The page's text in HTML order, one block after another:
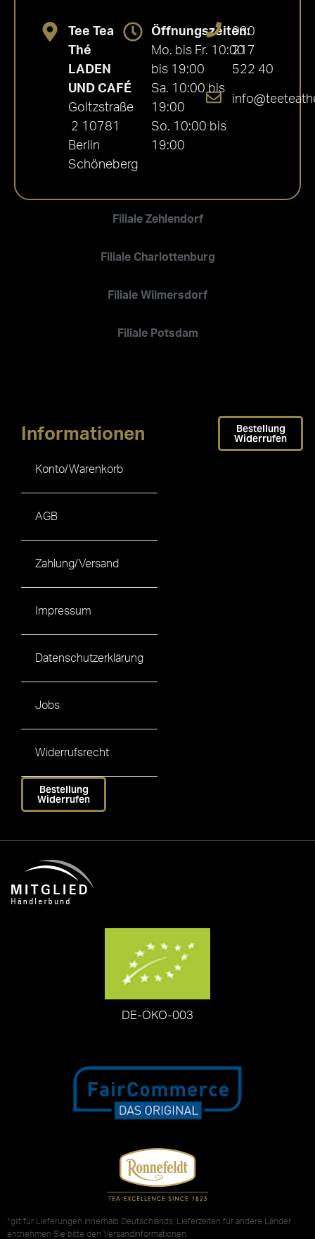
Filiale Zehlendorf
Filiale Charlottenburg
Filiale Wilmersdorf
Filiale Potsdam
Tee Tea
Thé
LADEN
UND CAFÉ
Goltzstraße
2 10781
Berlin
Schöneberg
Öffnungszeiten:
Mo. bis Fr. 10:00
bis 19:00
Sa. 10:00 bis
19:00
So. 10:00 bis
19:00
030
217
522 40
Informationen
Konto/Warenkorb
AGB
Zahlung/Versand
Impressum
Datenschutzerklärung
Jobs
Widerrufsrecht
Bestellung
Widerrufen
Bestellung
Widerrufen
DE-ÖKO-003
*gilt für Lieferungen innerhalb Deutschlands, Lieferzeiten für andere Länder
entnehmen Sie bitte den Versandinformationen